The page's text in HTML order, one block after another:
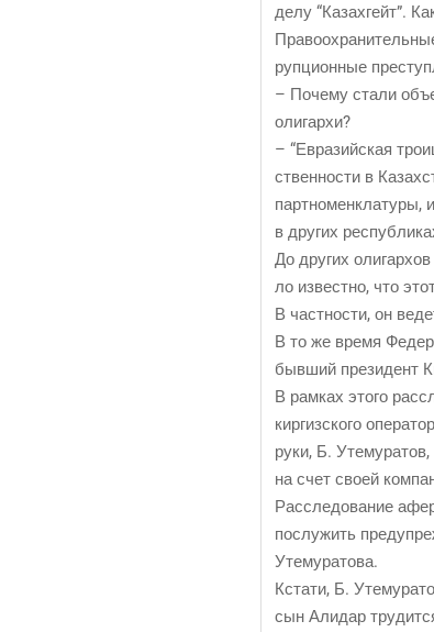
делу “Казахгейт”.
руп­ци­он­ные
– Поче­му ста­ли
олигархи?
– “Евразий­ская
ствен­но­сти в
парт­но­мен­кла­ту­ры,
в дру­гих
До дру­гих
ло извест­но, что
В част­но­сти, он
В то же вре­мя
быв­ший пре­зи­дент
В рам­ках это­го
кир­гиз­ско­го
руки, Б.
на счет сво­ей
Рас­сле­до­ва­ние
послу­жить
Утемуратова.
Кста­ти, Б.
сын Али­дар